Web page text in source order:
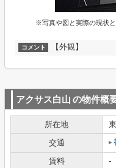
※写真や図と実際の現状
コメント 【外観】
アクサス白山 の物件概
所在地
交通
賃料
-